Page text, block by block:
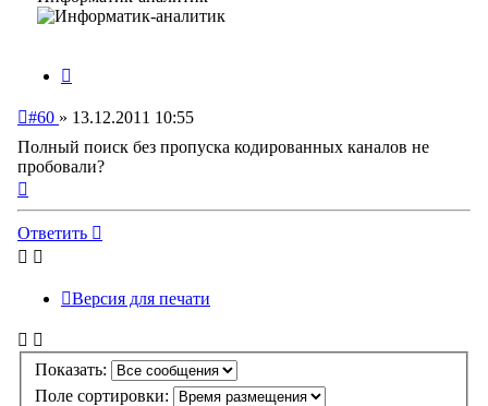
Непрочитанное
#60 » 13.12.2011 10:55
Полный поиск без пропуска кодированных каналов не
пробовали?
началу
Ответить
Версия для печати
Показать:
Поле сортировки: